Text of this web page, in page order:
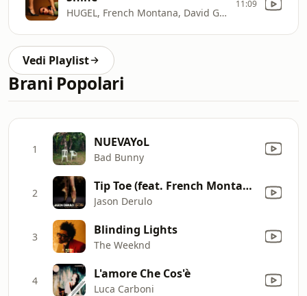
HUGEL, French Montana, David Guetta & Aidan Martin
11:09
Vedi Playlist
Brani Popolari
1 NUEVAYoL
Bad Bunny
2 Tip Toe (feat. French Montana)
Jason Derulo
3 Blinding Lights
The Weeknd
4 L'amore Che Cos'è
Luca Carboni